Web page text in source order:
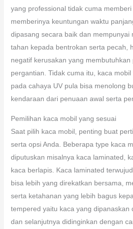
yang professional tidak cuma
memberinya keuntungan waktu
dipasang secara baik dan mempunyai
tahan kepada bentrokan serta pecah,
negatif kerusakan yang membutuhkan
pergantian. Tidak cuma itu, kaca
pada cahaya UV pula bisa menolong
kendaraan dari penuaan awal serta
Pemilihan kaca mobil yang sesuai
Saat pilih kaca mobil, penting buat
serta opsi Anda. Beberapa type kaca
diputuskan misalnya kaca laminated,
kaca berlapis. Kaca laminated
bisa lebih yang direkatkan bersama,
serta ketahanan yang lebih bagus
tempered yaitu kaca yang dipanaskan
dan selanjutnya didinginkan dengan